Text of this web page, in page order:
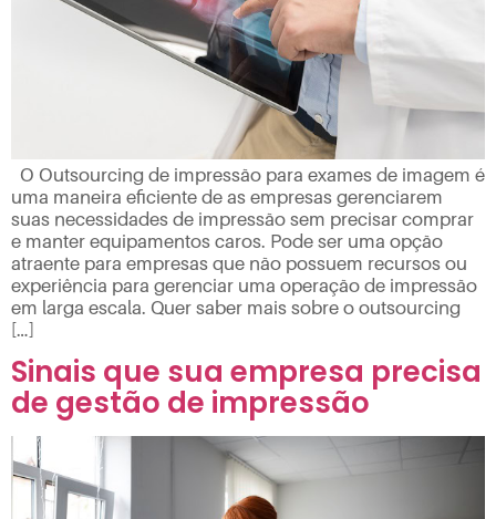
O Outsourcing de impressão para exames de imagem é
uma maneira eficiente de as empresas gerenciarem
suas necessidades de impressão sem precisar comprar
e manter equipamentos caros. Pode ser uma opção
atraente para empresas que não possuem recursos ou
experiência para gerenciar uma operação de impressão
em larga escala. Quer saber mais sobre o outsourcing
[…]
Sinais que sua empresa precisa
de gestão de impressão